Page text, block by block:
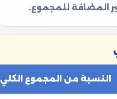
المضافة للمجموع.
النسبة من المجموع الكلي